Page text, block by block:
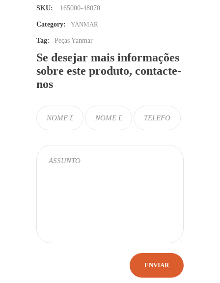
SKU: 165000-48070
Category: YANMAR
Tag: Peças Yanmar
Se desejar mais informações
sobre este produto, contacte-
nos